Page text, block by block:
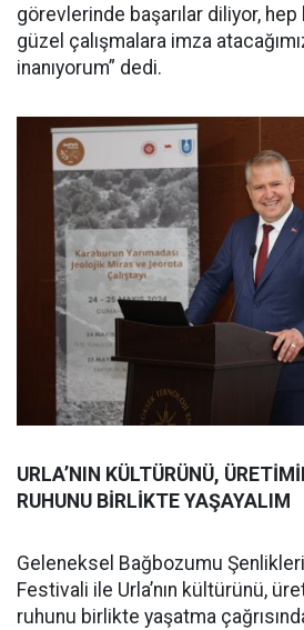
görevlerinde başarılar diliyor,
güzel çalışmalara imza
inanıyorum” dedi.
URLA’NIN KÜLTÜRÜNÜ,
RUHUNU BİRLİKTE YAŞAYALIM
Geleneksel Bağbozumu
Festivali ile Urla’nın kültürünü,
ruhunu birlikte yaşatma